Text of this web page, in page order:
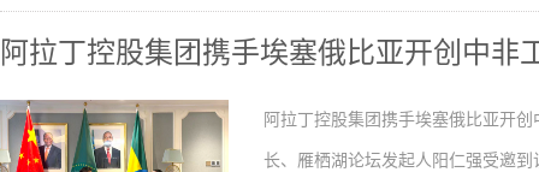
阿拉丁控股集团携手埃塞俄比亚开创中非
阿拉丁控股集团携手埃塞俄比亚开
长、雁栖湖论坛发起人阳仁强受邀